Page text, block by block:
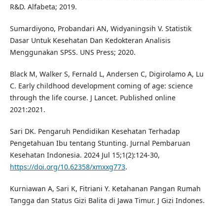
R&D. Alfabeta; 2019.
Sumardiyono, Probandari AN, Widyaningsih V. Statistik
Dasar Untuk Kesehatan Dan Kedokteran Analisis
Menggunakan SPSS. UNS Press; 2020.
Black M, Walker S, Fernald L, Andersen C, Digirolamo A, Lu
C. Early childhood development coming of age: science
through the life course. J Lancet. Published online
2021:2021.
Sari DK. Pengaruh Pendidikan Kesehatan Terhadap
Pengetahuan Ibu tentang Stunting. Jurnal Pembaruan
Kesehatan Indonesia. 2024 Jul 15;1(2):124-30,
https://doi.org/10.62358/xmxxg773.
Kurniawan A, Sari K, Fitriani Y. Ketahanan Pangan Rumah
Tangga dan Status Gizi Balita di Jawa Timur. J Gizi Indones.